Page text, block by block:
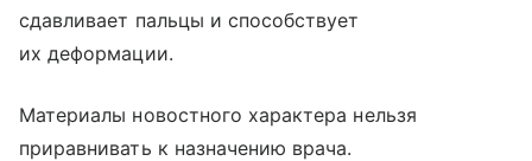
сдавливает пальцы и способствует
их деформации.
Материалы новостного характера нельзя
приравнивать к назначению врача.